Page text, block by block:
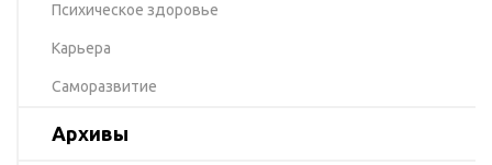
Психическое здоровье
Карьера
Саморазвитие
Архивы